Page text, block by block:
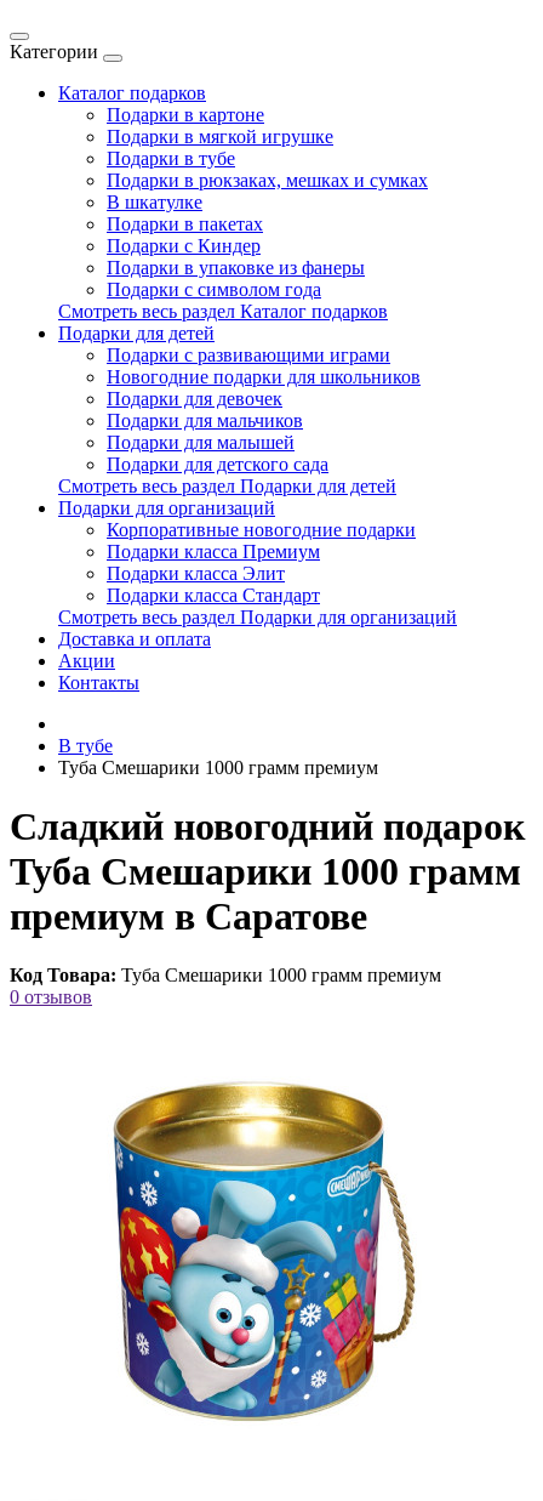
Категории
Каталог подарков
Подарки в картоне
Подарки в мягкой игрушке
Подарки в тубе
Подарки в рюкзаках, мешках и сумках
В шкатулке
Подарки в пакетах
Подарки с Киндер
Подарки в упаковке из фанеры
Подарки с символом года
Смотреть весь раздел Каталог подарков
Подарки для детей
Подарки с развивающими играми
Новогодние подарки для школьников
Подарки для девочек
Подарки для мальчиков
Подарки для малышей
Подарки для детского сада
Смотреть весь раздел Подарки для детей
Подарки для организаций
Корпоративные новогодние подарки
Подарки класса Премиум
Подарки класса Элит
Подарки класса Стандарт
Смотреть весь раздел Подарки для организаций
Доставка и оплата
Акции
Контакты
В тубе
Туба Смешарики 1000 грамм премиум
Сладкий новогодний подарок
Туба Смешарики 1000 грамм
премиум в Саратове
Код Товара: Туба Смешарики 1000 грамм премиум
0 отзывов